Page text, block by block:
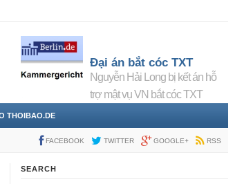
Đại án bắt cóc TXT
Nguyễn Hải Long bị kết án hỗ
trợ mật vụ VN bắt cóc TXT
THOIBAO.DE
FACEBOOK TWITTER GOOGLE+ RSS
SEARCH